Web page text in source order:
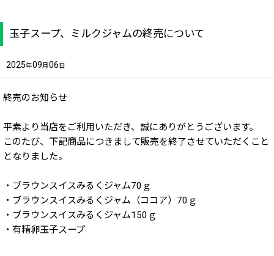
玉子スープ、ミルクジャムの終売について
2025年09月06日
終売のお知らせ
平素より当店をご利用いただき、誠にありがとうございます。
このたび、下記商品につきまして販売を終了させていただくこと
となりました。
・ブラウンスイスみるくジャム70ｇ
・ブラウンスイスみるくジャム（ココア）70ｇ
・ブラウンスイスみるくジャム150ｇ
・有精卵玉子スープ